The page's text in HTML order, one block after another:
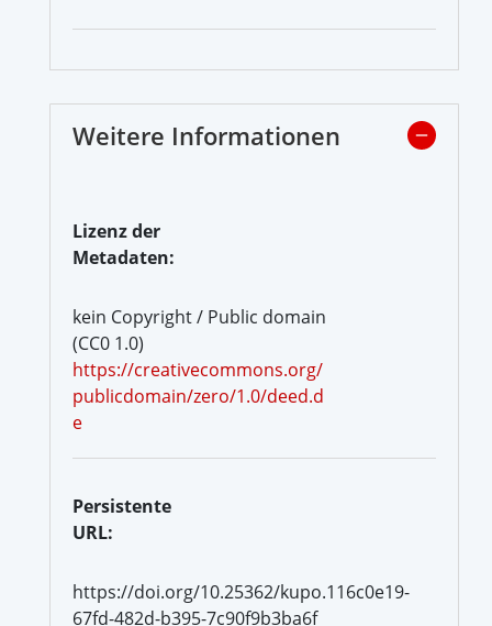
Weitere Informationen
Lizenz der
Metadaten:
kein Copyright / Public domain
(CC0 1.0)
https://creativecommons.org/
publicdomain/zero/1.0/deed.d
e
Persistente
URL:
https://doi.org/10.25362/kupo.116c0e19-
67fd-482d-b395-7c90f9b3ba6f